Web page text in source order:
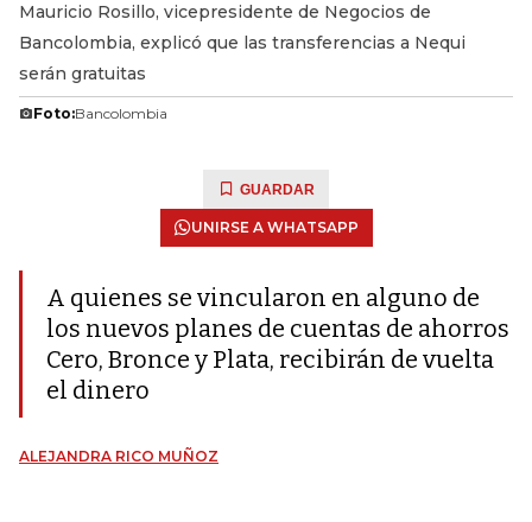
Mauricio Rosillo, vicepresidente de Negocios de
Bancolombia, explicó que las transferencias a Nequi
serán gratuitas
Foto:Bancolombia
GUARDAR
UNIRSE A WHATSAPP
A quienes se vincularon en alguno de
los nuevos planes de cuentas de ahorros
Cero, Bronce y Plata, recibirán de vuelta
el dinero
ALEJANDRA RICO MUÑOZ